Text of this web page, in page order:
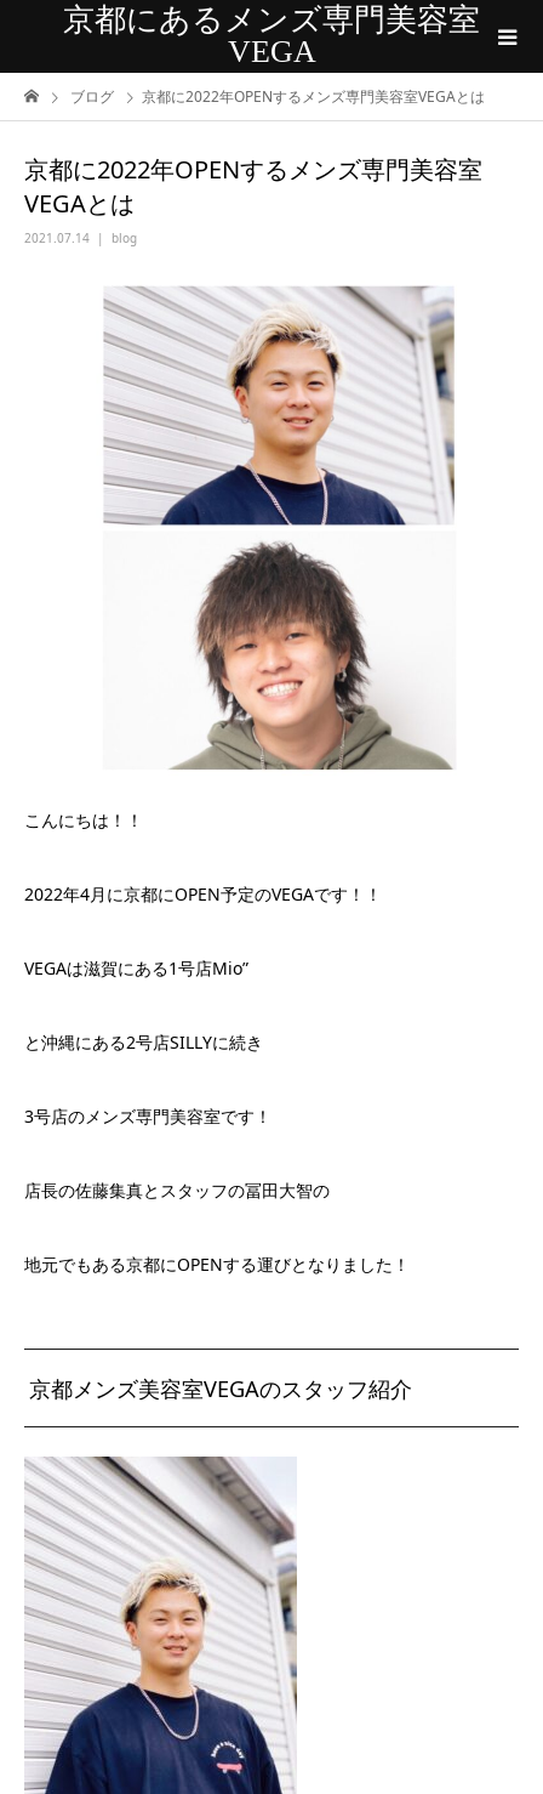
京都にあるメンズ専門美容室
VEGA
ブログ 京都に2022年OPENするメンズ専門美容室VEGAとは
京都に2022年OPENするメンズ専門美容室
VEGAとは
2021.07.14 blog
こんにちは！！
2022年4月に京都にOPEN予定のVEGAです！！
VEGAは滋賀にある1号店Mio”
と沖縄にある2号店SILLYに続き
3号店のメンズ専門美容室です！
店長の佐藤集真とスタッフの冨田大智の
地元でもある京都にOPENする運びとなりました！
京都メンズ美容室VEGAのスタッフ紹介